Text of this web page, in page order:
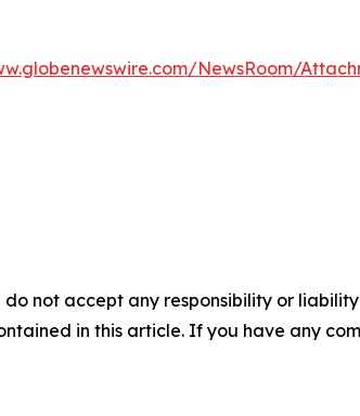
NewsRoom/
not accept any responsibility or
in this article. If you have any